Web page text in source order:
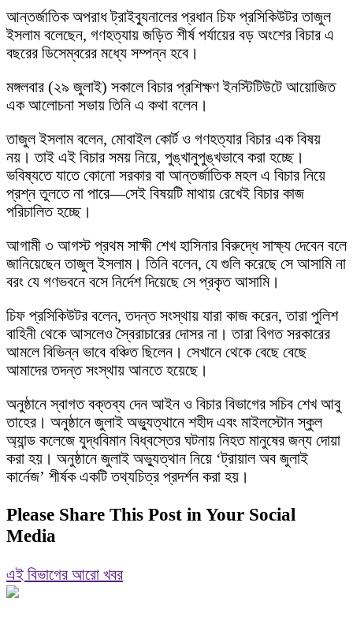
আন্তর্জাতিক অপরাধ ট্রাইব্যুনালের প্রধান চিফ প্রসিকিউটর তাজুল
ইসলাম বলেছেন, গণহত্যায় জড়িত শীর্ষ পর্যায়ের বড় অংশের বিচার এ
বছরের ডিসেম্বরের মধ্যে সম্পন্ন হবে।
মঙ্গলবার (২৯ জুলাই) সকালে বিচার প্রশিক্ষণ ইনস্টিটিউটে আয়োজিত
এক আলোচনা সভায় তিনি এ কথা বলেন।
তাজুল ইসলাম বলেন, মোবাইল কোর্ট ও গণহত্যার বিচার এক বিষয়
নয়। তাই এই বিচার সময় নিয়ে, পুঙ্খানুপুঙ্খভাবে করা হচ্ছে।
ভবিষ্যতে যাতে কোনো সরকার বা আন্তর্জাতিক মহল এ বিচার নিয়ে
প্রশ্ন তুলতে না পারে—সেই বিষয়টি মাথায় রেখেই বিচার কাজ
পরিচালিত হচ্ছে।
আগামী ৩ আগস্ট প্রথম সাক্ষী শেখ হাসিনার বিরুদ্ধে সাক্ষ্য দেবেন বলে
জানিয়েছেন তাজুল ইসলাম। তিনি বলেন, যে গুলি করেছে সে আসামি না
বরং যে গণভবনে বসে নির্দেশ দিয়েছে সে প্রকৃত আসামি।
চিফ প্রসিকিউটর বলেন, তদন্ত সংস্থায় যারা কাজ করেন, তারা পুলিশ
বাহিনী থেকে আসলেও স্বৈরাচারের দোসর না। তারা বিগত সরকারের
আমলে বিভিন্ন ভাবে বঞ্চিত ছিলেন। সেখানে থেকে বেছে বেছে
আমাদের তদন্ত সংস্থায় আনতে হয়েছে।
অনুষ্ঠানে স্বাগত বক্তব্য দেন আইন ও বিচার বিভাগের সচিব শেখ আবু
তাহের। অনুষ্ঠানে জুলাই অভ্যুত্থানে শহীদ এবং মাইলস্টোন স্কুল
অ্যান্ড কলেজে যুদ্ধবিমান বিধ্বস্তের ঘটনায় নিহত মানুষের জন্য দোয়া
করা হয়। অনুষ্ঠানে জুলাই অভ্যুত্থান নিয়ে ‘ট্রায়াল অব জুলাই
কার্নেজ’ শীর্ষক একটি তথ্যচিত্র প্রদর্শন করা হয়।
Please Share This Post in Your Social
Media
এই বিভাগের আরো খবর